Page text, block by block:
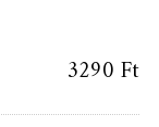
3290 Ft